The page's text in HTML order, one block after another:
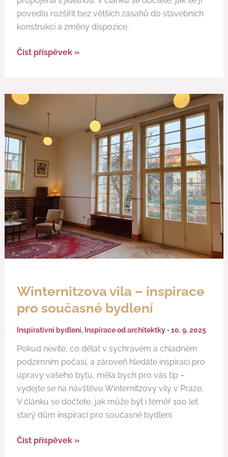
povedlo rozšířit bez větších zásahů do stavebních
konstrukcí a změny dispozice.
Číst příspěvek »
Winternitzova vila – inspirace
pro současné bydlení
Inspirativní bydlení, Inspirace od architektky• 10. 9. 2025
Pokud nevíte, co dělat v sychravém a chladném
podzimním počasí, a zároveň hledáte inspiraci pro
úpravy vašeho bytu, měla bych pro vás tip –
vydejte se na návštěvu Winternitzovy vily v Praze.
V článku se dočtete, jak může být i téměř 100 let
starý dům inspirací pro současné bydlení.
Winternitzova
–
inspirace
pro
současné
bydlení
Číst příspěvek »